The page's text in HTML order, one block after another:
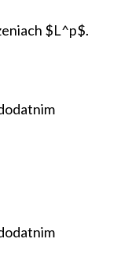
$L^p$.